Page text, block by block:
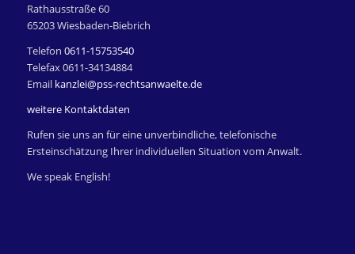
Rathausstraße 60
65203 Wiesbaden-Biebrich
Telefon 0611-15753540
Telefax 0611-34134884
Email kanzlei@pss-rechtsanwaelte.de
weitere Kontaktdaten
Rufen sie uns an für eine unverbindliche, telefonische
Ersteinschätzung Ihrer individuellen Situation vom Anwalt.
We speak English!